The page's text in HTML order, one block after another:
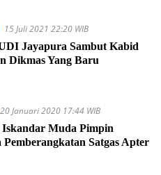
15 Juli 2021 22:20 WIB
Jayapura Sambut Kabid
Dikmas Yang Baru
20 Januari 2020 17:44 WIB
Iskandar Muda Pimpin
Pemberangkatan Satgas Apter